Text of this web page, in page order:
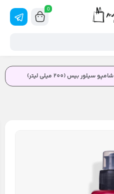
0
شامپو سيلور بیس (200 ميلی لیتر)